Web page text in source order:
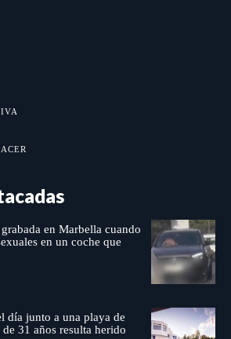
en Marbella cuando
en un coche que
día junto a una playa de
31 años resulta herido